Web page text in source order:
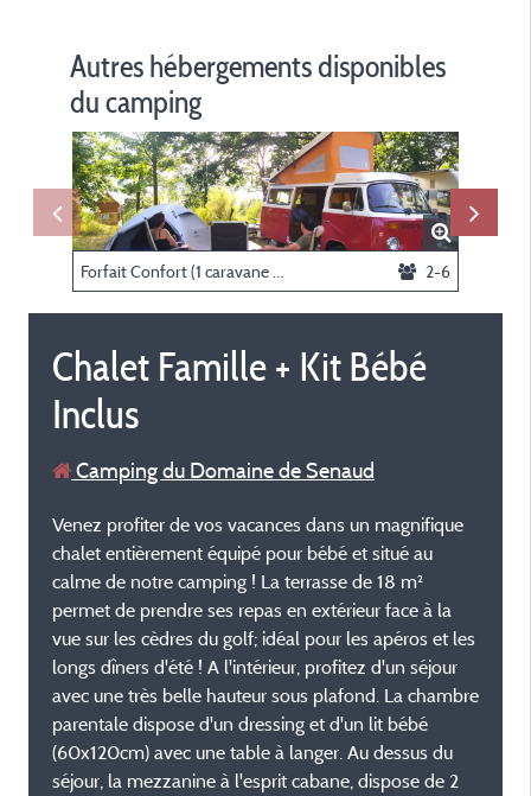
Autres hébergements disponibles
du camping
2-6
Chalet Famille + Kit Bébé
Inclus
Camping du Domaine de Senaud
Venez profiter de vos vacances dans un magnifique
chalet entièrement équipé pour bébé et situé au
calme de notre camping ! La terrasse de 18 m²
permet de prendre ses repas en extérieur face à la
vue sur les cèdres du golf; idéal pour les apéros et les
longs dîners d'été ! A l'intérieur, profitez d'un séjour
avec une très belle hauteur sous plafond. La chambre
parentale dispose d'un dressing et d'un lit bébé
(60x120cm) avec une table à langer. Au dessus du
séjour, la mezzanine à l'esprit cabane, dispose de 2